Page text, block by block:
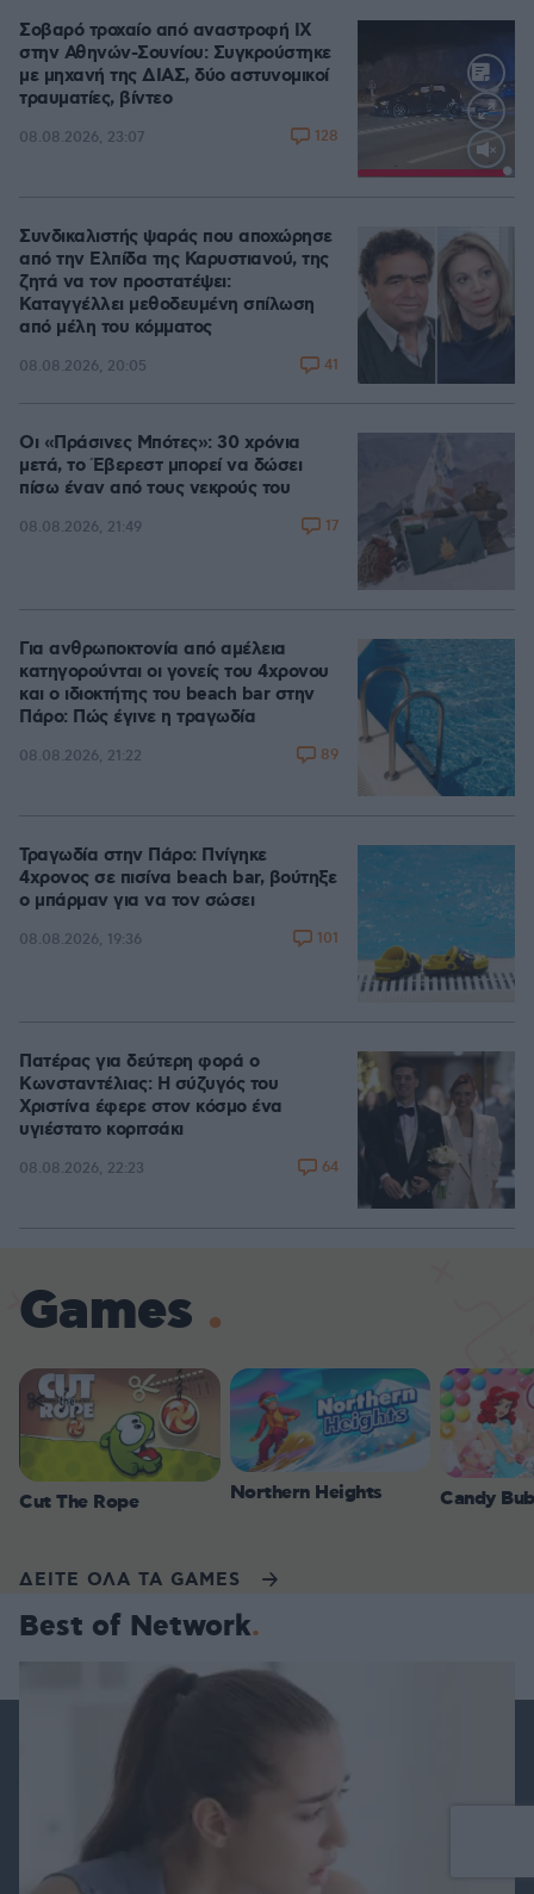
Loaded:
Σοβαρό τροχαίο από αναστροφή ΙΧ
στην Αθηνών-Σουνίου: Συγκρούστηκε
με μηχανή της ΔΙΑΣ, δύο αστυνομικοί
τραυματίες, βίντεο
08.08.2026, 23:07 128
Συνδικαλιστής ψαράς που αποχώρησε
από την Ελπίδα της Καρυστιανού, της
ζητά να τον προστατέψει:
Καταγγέλλει μεθοδευμένη σπίλωση
από μέλη του κόμματος
08.08.2026, 20:05 41
Οι «Πράσινες Μπότες»: 30 χρόνια
μετά, το Έβερεστ μπορεί να δώσει
πίσω έναν από τους νεκρούς του
08.08.2026, 21:49 17
Για ανθρωποκτονία από αμέλεια
κατηγορούνται οι γονείς του 4χρονου
και ο ιδιοκτήτης του beach bar στην
Πάρο: Πώς έγινε η τραγωδία
08.08.2026, 21:22 89
Τραγωδία στην Πάρο: Πνίγηκε
4χρονος σε πισίνα beach bar, βούτηξε
ο μπάρμαν για να τον σώσει
08.08.2026, 19:36 101
Πατέρας για δεύτερη φορά ο
Κωνσταντέλιας: Η σύζυγός του
Χριστίνα έφερε στον κόσμο ένα
υγιέστατο κοριτσάκι
08.08.2026, 22:23 64
Games
Cut The Rope Northern Heights Candy
ΔΕΙΤΕ ΟΛΑ ΤΑ GAMES
Best of Network